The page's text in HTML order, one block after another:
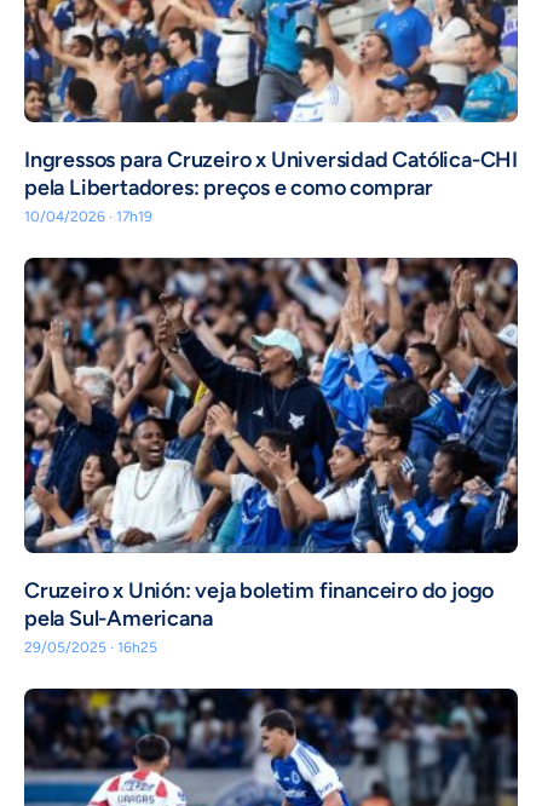
Ingressos para Cruzeiro x Universidad Católica-CHI
pela Libertadores: preços e como comprar
10/04/2026 · 17h19
Cruzeiro x Unión: veja boletim financeiro do jogo
pela Sul-Americana
29/05/2025 · 16h25